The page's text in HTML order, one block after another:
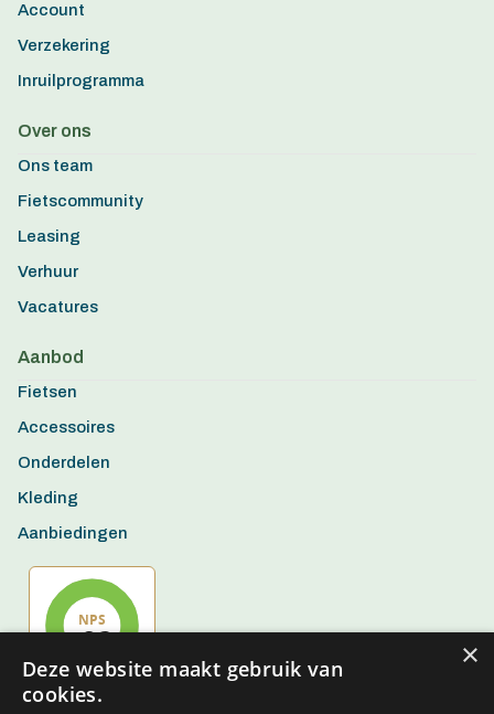
Account
Verzekering
Inruilprogramma
Over ons
Ons team
Fietscommunity
Leasing
Verhuur
Vacatures
Aanbod
Fietsen
Accessoires
Onderdelen
Kleding
Aanbiedingen
×
Deze website maakt gebruik van
cookies.